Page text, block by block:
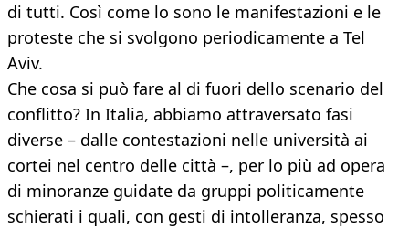
di tutti. Così come lo sono le manifestazioni e le
proteste che si svolgono periodicamente a Tel
Aviv.
Che cosa si può fare al di fuori dello scenario del
conflitto? In Italia, abbiamo attraversato fasi
diverse – dalle contestazioni nelle università ai
cortei nel centro delle città –, per lo più ad opera
di minoranze guidate da gruppi politicamente
schierati i quali, con gesti di intolleranza, spesso